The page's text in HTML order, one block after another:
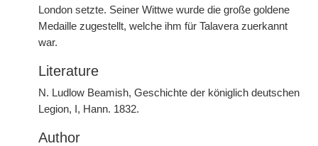
London setzte. Seiner Wittwe wurde die große goldene
Medaille zugestellt, welche ihm für Talavera zuerkannt
war.
Literature
N. Ludlow Beamish, Geschichte der königlich deutschen
Legion, I, Hann. 1832.
Author